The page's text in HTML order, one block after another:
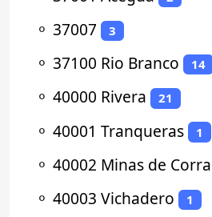
⚬ 37007 3
⚬ 37100 Rio Branco 14
⚬ 40000 Rivera 21
⚬ 40001 Tranqueras 1
⚬ 40002 Minas de
⚬ 40003 Vichadero 1